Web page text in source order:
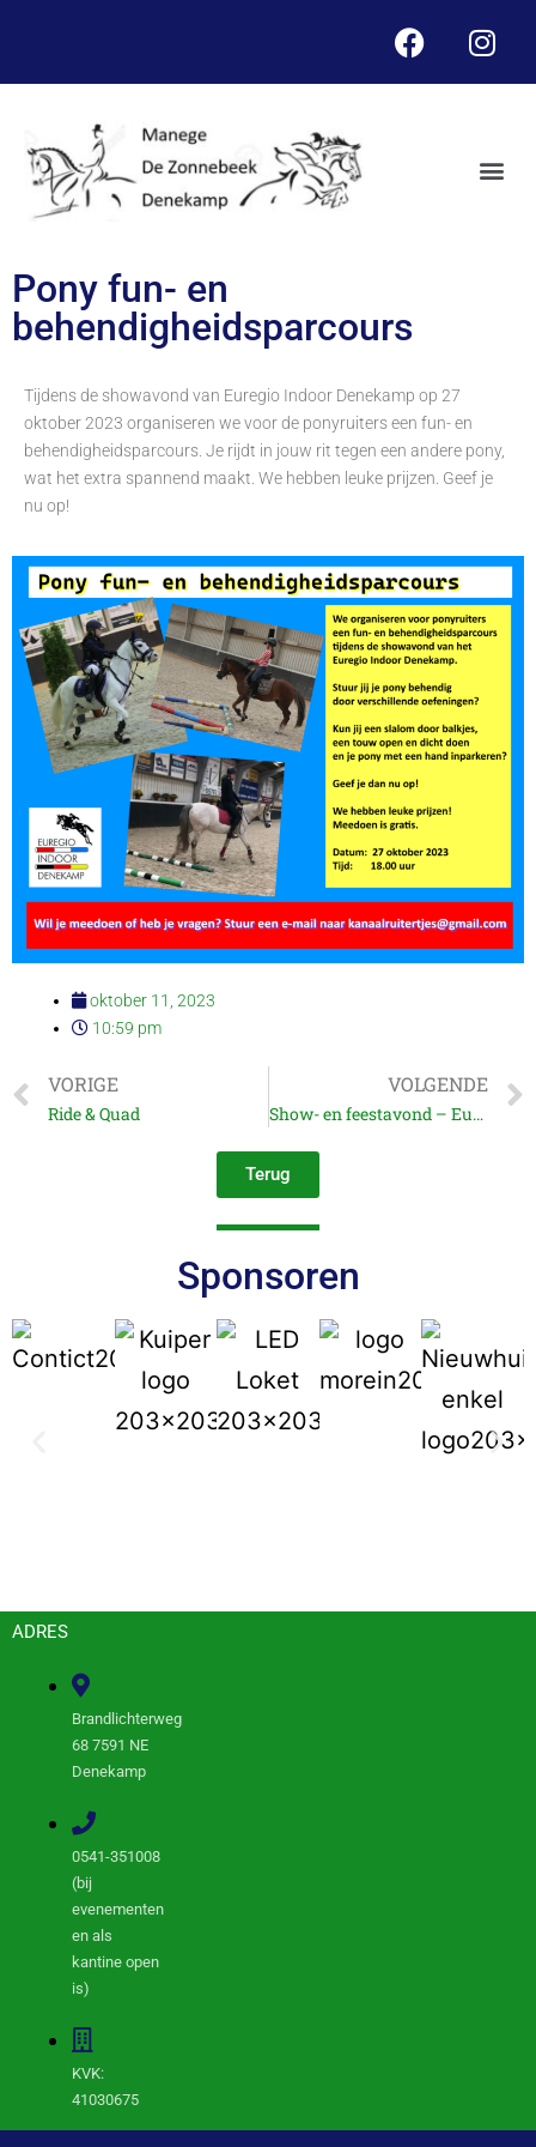
Pony fun- en
behendigheidsparcours
Tijdens de showavond van Euregio Indoor Denekamp op 27
oktober 2023 organiseren we voor de ponyruiters een fun- en
behendigheidsparcours. Je rijdt in jouw rit tegen een andere pony,
wat het extra spannend maakt. We hebben leuke prijzen. Geef je
nu op!
oktober 11, 2023
10:59 pm
VORIGE
Ride & Quad
VOLGENDE
Show- en feestavond – Euregio Masterspringen 27 oktober 2023
Terug
Sponsoren
ADRES
Brandlichterweg
68 7591 NE
Denekamp
0541-351008
(bij
evenementen
en als
kantine open
is)
KVK:
41030675